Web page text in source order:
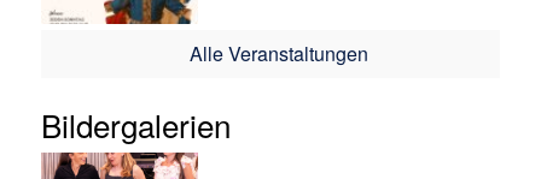
Alle Veranstaltungen
Bildergalerien